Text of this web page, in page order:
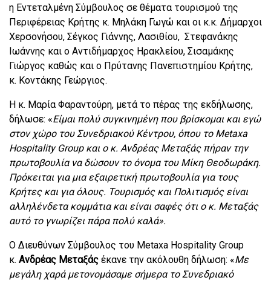
η Εντεταλμένη Σύμβουλος σε θέματα τουρισμού της
Περιφέρειας Κρήτης κ. Μηλάκη Γωγώ και οι κ.κ. Δήμαρχοι
Χερσονήσου, Σέγκος Γιάννης, Λασιθίου, Στεφανάκης
Ιωάννης και ο Αντιδήμαρχος Ηρακλείου, Σισαμάκης
Γιώργος καθώς και ο Πρύτανης Πανεπιστημίου Κρήτης,
κ. Κοντάκης Γεώργιος.
Η κ. Μαρία Φαραντούρη, μετά το πέρας της εκδήλωσης,
δήλωσε: «Είμαι πολύ συγκινημένη που βρίσκομαι και εγώ
στον χώρο του Συνεδριακού Κέντρου, όπου το Metaxa
Hospitality Group και ο κ. Ανδρέας Μεταξάς πήραν την
πρωτοβουλία να δώσουν το όνομα του Μίκη Θεοδωράκη.
Πρόκειται για μια εξαιρετική πρωτοβουλία για τους
Κρήτες και για όλους. Τουρισμός και Πολιτισμός είναι
αλληλένδετα κομμάτια και είναι σαφές ότι ο κ. Μεταξάς
αυτό το γνωρίζει πάρα πολύ καλά».
Ο Διευθύνων Σύμβουλος του Metaxa Hospitality Group
κ. Ανδρέας Μεταξάς έκανε την ακόλουθη δήλωση: «Με
μεγάλη χαρά μετονομάσαμε σήμερα το Συνεδριακό